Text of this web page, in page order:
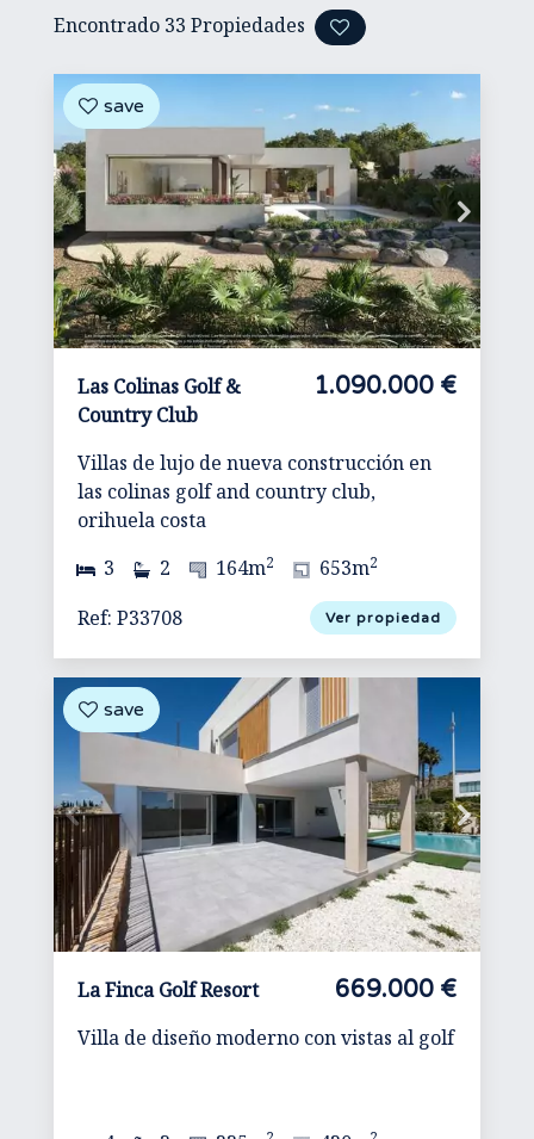
Encontrado 33 Propiedades
Las Colinas Golf &
Country Club
1.090.000 €
Villas de lujo de nueva construcción en
las colinas golf and country club,
orihuela costa
3
2 164m2 653m2
Ref: P33708 Ver propiedad
La Finca Golf Resort 669.000 €
Villa de diseño moderno con vistas al golf